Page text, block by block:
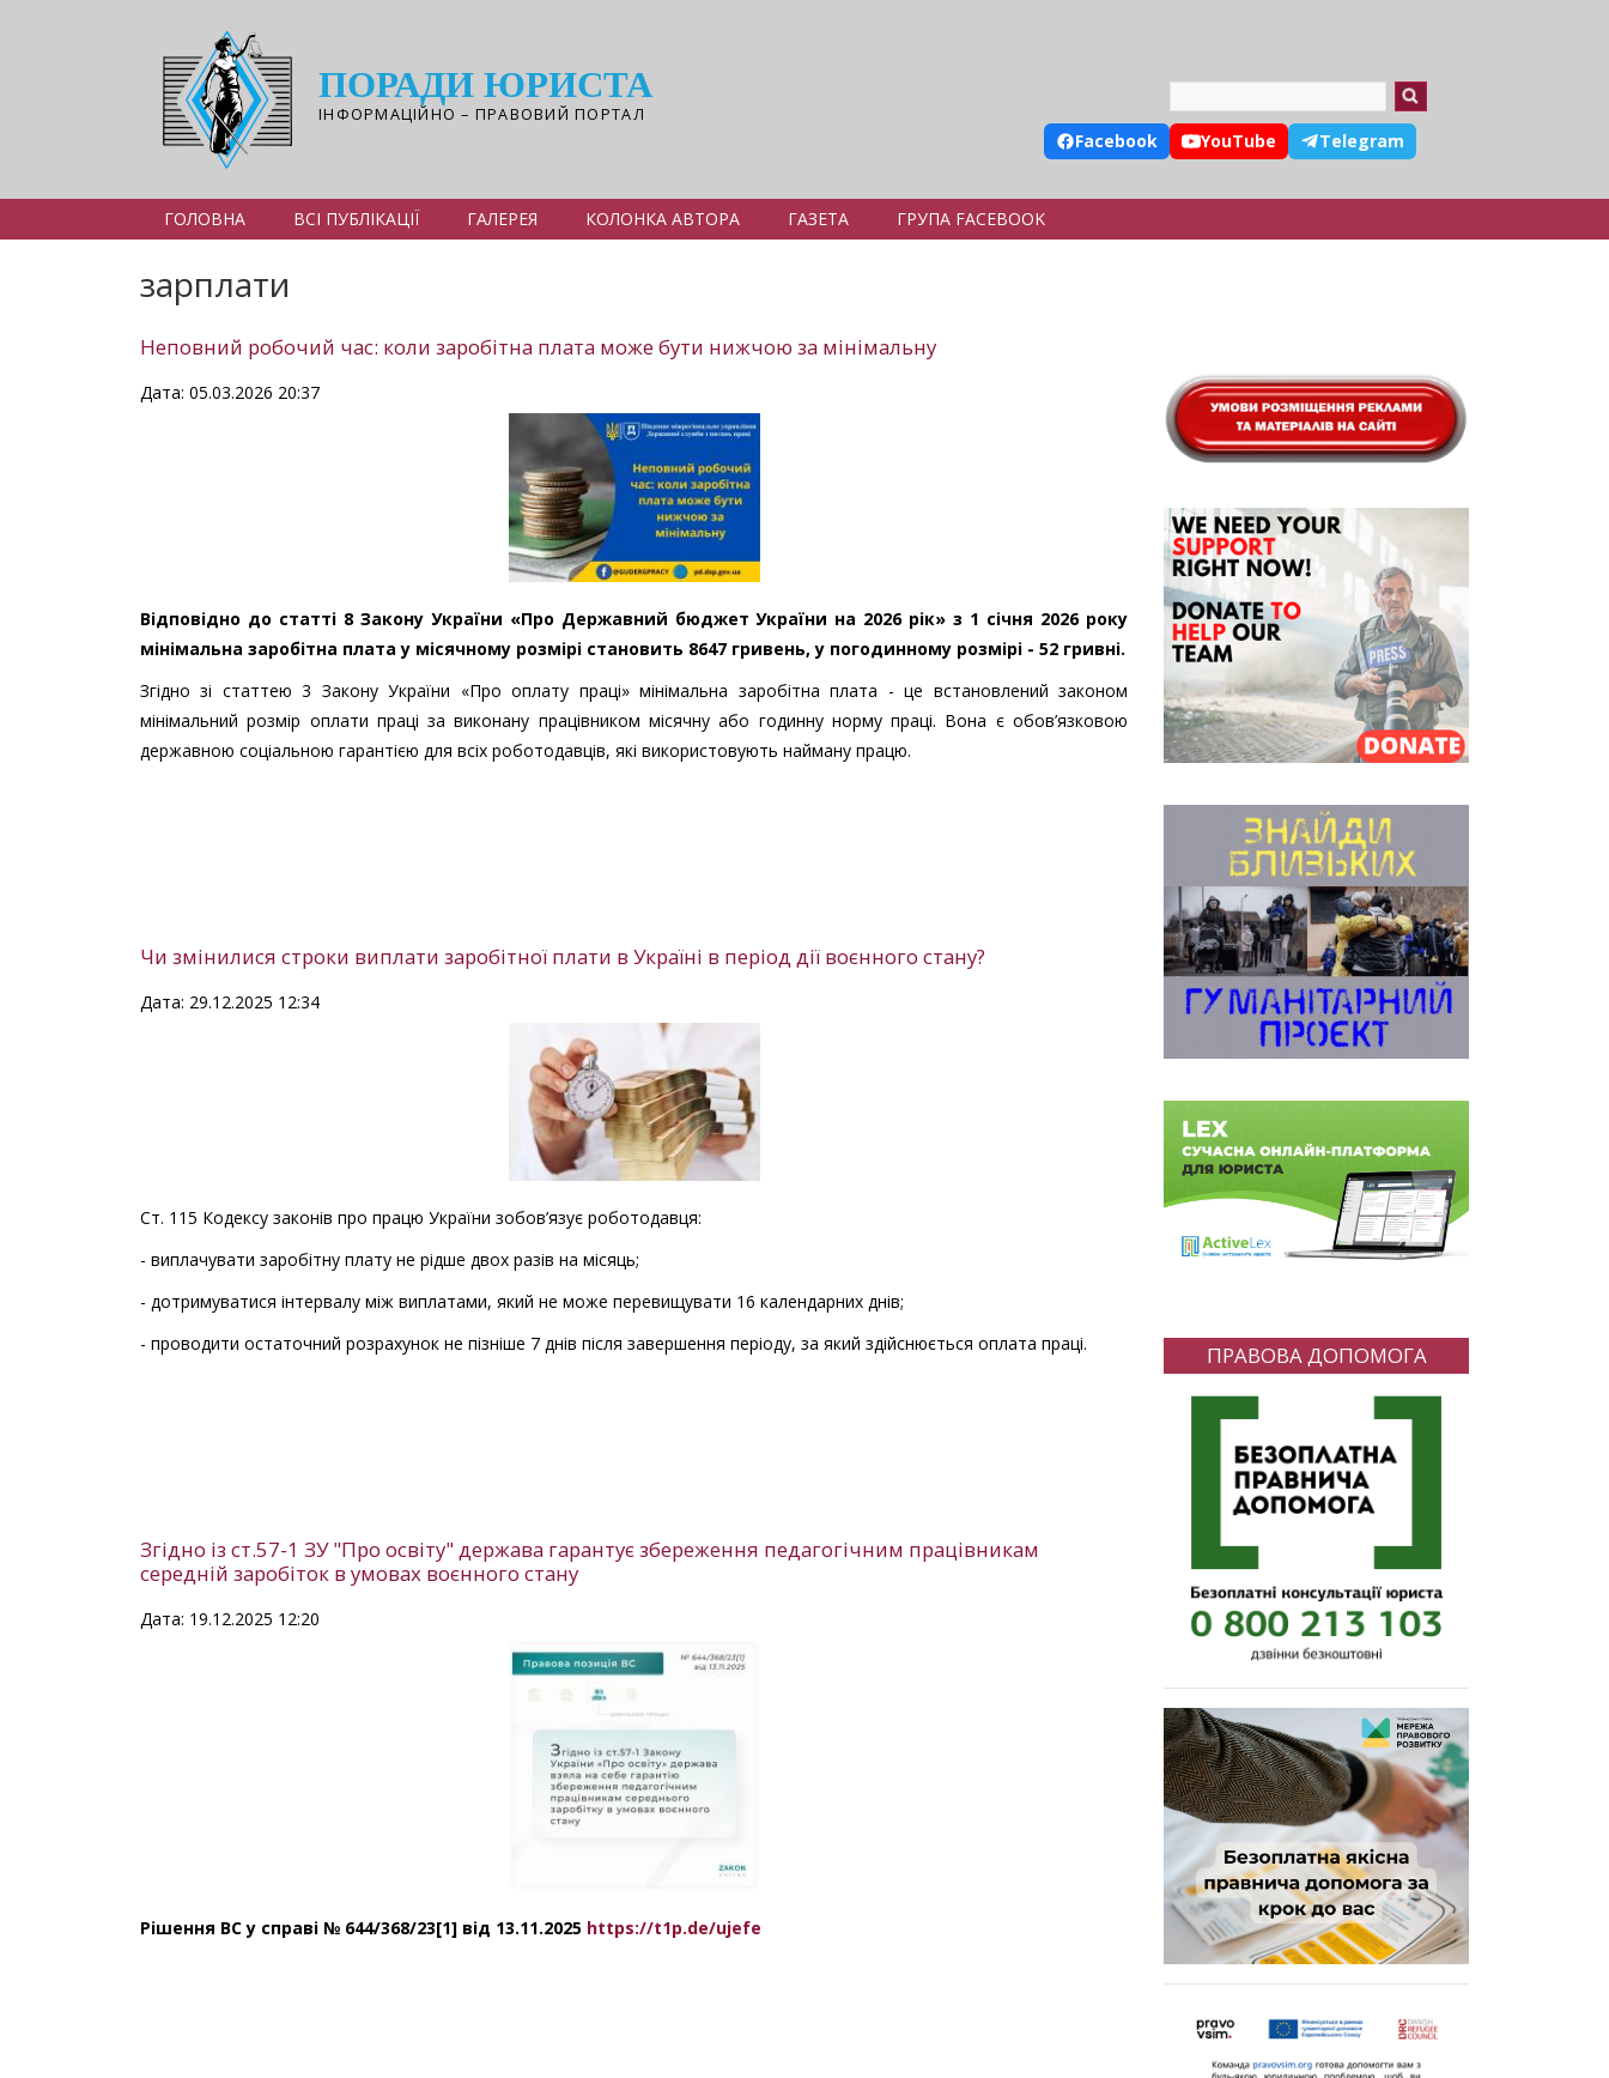
ПОРАДИ ЮРИСТА
ІНФОРМАЦІЙНО – ПРАВОВИЙ ПОРТАЛ
Facebook YouTube Telegram
ГОЛОВНА ВСІ ПУБЛІКАЦІЇ ГАЛЕРЕЯ КОЛОНКА АВТОРА ГАЗЕТА ГРУПА FACEBOOK
зарплати
Неповний робочий час: коли заробітна плата може бути нижчою за мінімальну
Дата: 05.03.2026 20:37
Відповідно до статті 8 Закону України «Про Державний бюджет України на 2026 рік» з 1 січня 2026 року
мінімальна заробітна плата у місячному розмірі становить 8647 гривень, у погодинному розмірі - 52 гривні.
Згідно зі статтею 3 Закону України «Про оплату праці» мінімальна заробітна плата - це встановлений законом
мінімальний розмір оплати праці за виконану працівником місячну або годинну норму праці. Вона є обов’язковою
державною соціальною гарантією для всіх роботодавців, які використовують найману працю.
Чи змінилися строки виплати заробітної плати в Україні в період дії воєнного стану?
Дата: 29.12.2025 12:34
Ст. 115 Кодексу законів про працю України зобов’язує роботодавця:
- виплачувати заробітну плату не рідше двох разів на місяць;
- дотримуватися інтервалу між виплатами, який не може перевищувати 16 календарних днів;
- проводити остаточний розрахунок не пізніше 7 днів після завершення періоду, за який здійснюється оплата праці.
Згідно із ст.57-1 ЗУ "Про освіту" держава гарантує збереження педагогічним працівникам
середній заробіток в умовах воєнного стану
Дата: 19.12.2025 12:20
Рішення ВС у справі № 644/368/23[1] від 13.11.2025 https://t1p.de/ujefe
ПРАВОВА ДОПОМОГА